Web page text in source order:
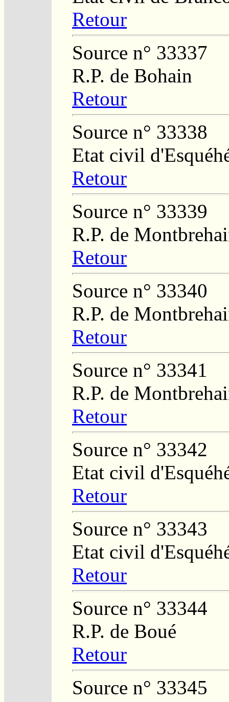
Retour
Source n° 33337
R.P. de Bohain
Retour
Source n° 33338
Etat civil
Retour
Source n° 33339
R.P. de
Retour
Source n° 33340
R.P. de
Retour
Source n° 33341
R.P. de
Retour
Source n° 33342
Etat civil
Retour
Source n° 33343
Etat civil
Retour
Source n° 33344
R.P. de Boué
Retour
Source n° 33345